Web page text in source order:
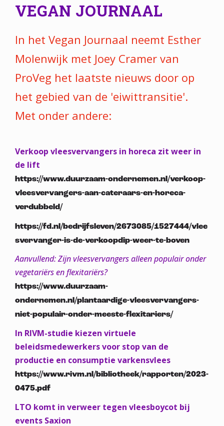
VEGAN JOURNAAL
In het Vegan Journaal neemt Esther
Molenwijk met Joey Cramer van
ProVeg het laatste nieuws door op
het gebied van de 'eiwittransitie'.
Met onder andere:
Verkoop vleesvervangers in horeca zit weer in
de lift
https://www.duurzaam-ondernemen.nl/verkoop-
vleesvervangers-aan-cateraars-en-horeca-
verdubbeld/
https://fd.nl/bedrijfsleven/2673085/1527444/vlee
svervanger-is-de-verkoopdip-weer-te-boven
Aanvullend: Zijn vleesvervangers alleen populair onder
vegetariërs en flexitariërs?
https://www.duurzaam-
ondernemen.nl/plantaardige-vleesvervangers-
niet-populair-onder-meeste-flexitariers/
In RIVM-studie kiezen virtuele
beleidsmedewerkers voor stop van de
productie en consumptie varkensvlees
https://www.rivm.nl/bibliotheek/rapporten/2023-
0475.pdf
LTO komt in verweer tegen vleesboycot bij
events Saxion